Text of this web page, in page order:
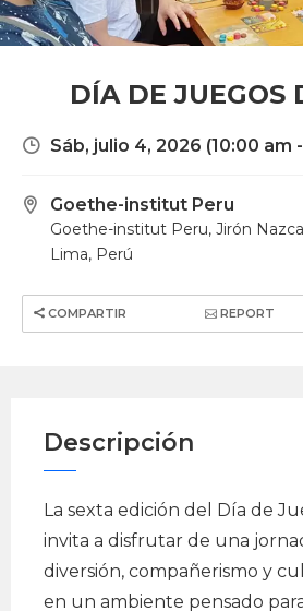
DÍA DE JUEGOS
Sáb, julio 4, 2026 (10:00 am
Goethe-institut Peru
Goethe-institut Peru, Jirón
Lima, Perú
COMPARTIR REPORT
Descripción
La sexta edición del Día de
invita a disfrutar de una
diversión, compañerismo y
en un ambiente pensado